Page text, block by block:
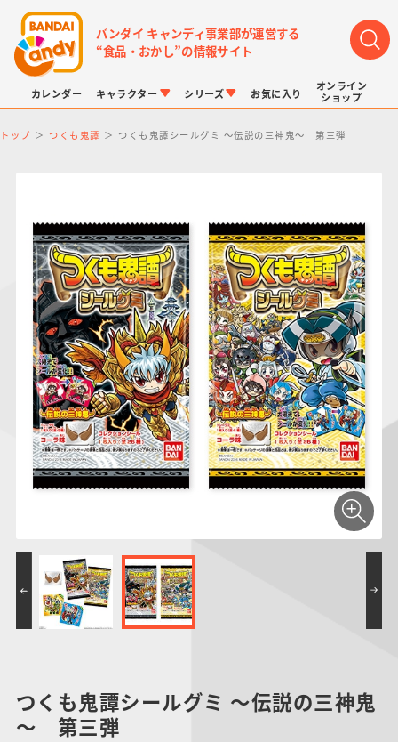
バンダイ キャンディ事業部が運営する
“食品・おかし”の情報サイト
カレンダー キャラクター
LINK TRAVELERS
仮面ライダーシリー
ズ
PROJECT R.E.D.・
スーパー戦隊シリー
ズ
プリキュアシリーズ
ガンダムシリーズ
ポケットモンスター
ドラゴンボール
アンパンマン たまご
シリーズ
チョコボックス
キャラパキ
つりグミ
チョコサプ
にふぉるめーしょん
＆スクエアシール
SMPシリーズ
ポケモンキッズ
ポケモンスケールワ
ールド
お気に入り
オンライン
ショップ
トップ つくも鬼譚 つくも鬼譚シールグミ ～伝説の三神鬼～ 第三弾
つくも鬼譚シールグミ ～伝説の三神鬼
～ 第三弾